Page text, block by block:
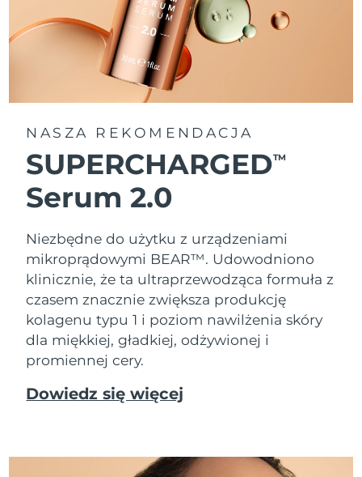
NASZA REKOMENDACJA
SUPERCHARGEDTM
Serum 2.0
Niezbędne do użytku z urządzeniami
mikroprądowymi BEAR™. Udowodniono
klinicznie, że ta ultraprzewodząca formuła z
czasem znacznie zwiększa produkcję
kolagenu typu 1 i poziom nawilżenia skóry
dla miękkiej, gładkiej, odżywionej i
promiennej cery.
Dowiedz się więcej